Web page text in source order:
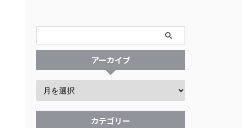
アーカイブ
カテゴリー